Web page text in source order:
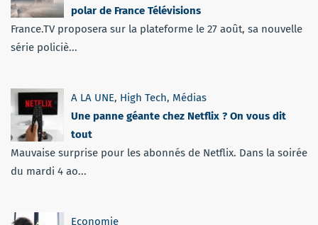
polar de France Télévisions
France.TV proposera sur la plateforme le 27 août, sa nouvelle
série policiè...
A LA UNE, High Tech, Médias
Une panne géante chez Netflix ? On vous dit
tout
Mauvaise surprise pour les abonnés de Netflix. Dans la soirée
du mardi 4 ao...
Economie